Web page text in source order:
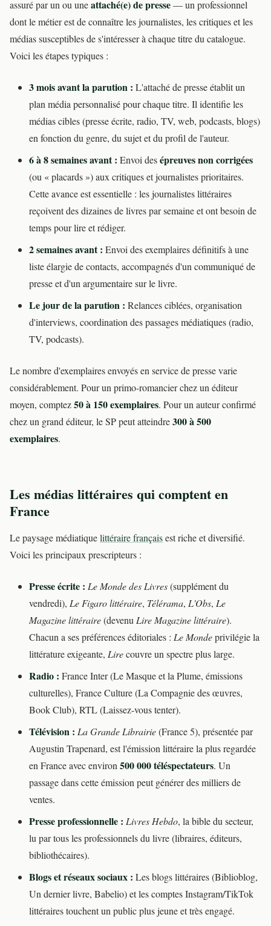
assuré par un ou uneattaché(e) de presse— un professionnel
dont le métier est de connaître les journalistes, les critiques et les
médias susceptibles de s'intéresser à chaque titre du catalogue.
Voici les étapes typiques :
3 mois avant la parution : L'attaché de presse établit un
plan média personnalisé pour chaque titre. Il identifie les
médias cibles (presse écrite, radio, TV, web, podcasts, blogs)
en fonction du genre, du sujet et du profil de l'auteur.
6 à 8 semaines avant : Envoi desépreuves non corrigées
(ou « placards ») aux critiques et journalistes prioritaires.
Cette avance est essentielle : les journalistes littéraires
reçoivent des dizaines de livres par semaine et ont besoin de
temps pour lire et rédiger.
2 semaines avant : Envoi des exemplaires définitifs à une
liste élargie de contacts, accompagnés d'un communiqué de
presse et d'un argumentaire sur le livre.
Le jour de la parution : Relances ciblées, organisation
d'interviews, coordination des passages médiatiques (radio,
TV, podcasts).
Le nombre d'exemplaires envoyés en service de presse varie
considérablement. Pour un primo-romancier chez un éditeur
moyen, comptez50 à 150 exemplaires. Pour un auteur confirmé
chez un grand éditeur, le SP peut atteindre300 à 500
exemplaires.
Les médias littéraires qui comptent en
France
Le paysage médiatiquelittéraire françaisest riche et diversifié.
Voici les principaux prescripteurs :
Presse écrite : Le Monde des Livres(supplément du
vendredi), Le Figaro littéraire, Télérama, L'Obs, Le
Magazine littéraire(devenuLire Magazine littéraire).
Chacun a ses préférences éditoriales : Le Mondeprivilégie la
littérature exigeante, Lirecouvre un spectre plus large.
Radio : France Inter (Le Masque et la Plume, émissions
culturelles), France Culture (La Compagnie des œuvres,
Book Club), RTL (Laissez-vous tenter).
Télévision : La Grande Librairie(France 5), présentée par
Augustin Trapenard, est l'émission littéraire la plus regardée
en France avec environ500 000 téléspectateurs. Un
passage dans cette émission peut générer des milliers de
ventes.
Presse professionnelle : Livres Hebdo, la bible du secteur,
lu par tous les professionnels du livre (libraires, éditeurs,
bibliothécaires).
Blogs et réseaux sociaux : Les blogs littéraires (Biblioblog,
Un dernier livre, Babelio) et les comptes Instagram/TikTok
littéraires touchent un public plus jeune et très engagé.